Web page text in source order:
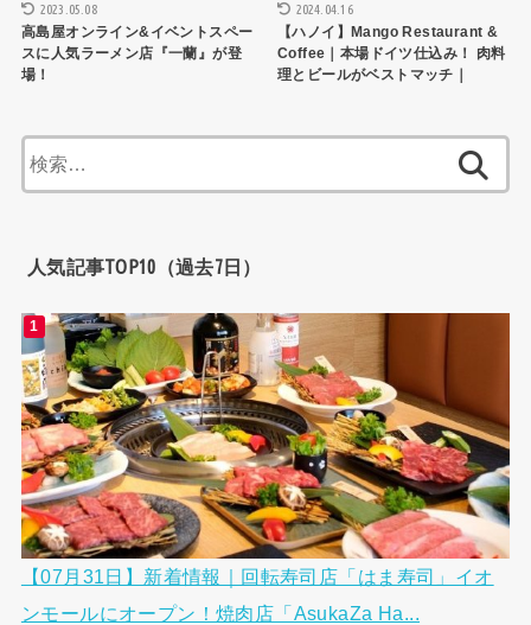
2023.05.08
高島屋オンライン&イベントスペー
スに人気ラーメン店『一蘭』が登
場！
2024.04.16
【ハノイ】Mango Restaurant &
Coffee｜本場ドイツ仕込み！ 肉料
理とビールがベストマッチ｜
索:
人気記事TOP10（過去7日）
【07月31日】新着情報｜回転寿司店「はま寿司」イオ
ンモールにオープン！焼肉店「AsukaZa Ha...